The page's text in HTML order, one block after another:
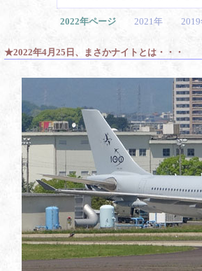
2022年ページ 2021年
★2022年4月25日、まさかナイトとは・・・